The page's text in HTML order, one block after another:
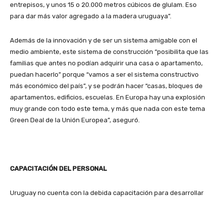
entrepisos, y unos 15 o 20.000 metros cúbicos de glulam. Eso
para dar más valor agregado a la madera uruguaya”.
Además de la innovación y de ser un sistema amigable con el
medio ambiente, este sistema de construcción “posibilita que las
familias que antes no podían adquirir una casa o apartamento,
puedan hacerlo” porque “vamos a ser el sistema constructivo
más económico del país”, y se podrán hacer “casas, bloques de
apartamentos, edificios, escuelas. En Europa hay una explosión
muy grande con todo este tema, y más que nada con este tema
Green Deal de la Unión Europea”, aseguró.
CAPACITACIÓN DEL PERSONAL
Uruguay no cuenta con la debida capacitación para desarrollar